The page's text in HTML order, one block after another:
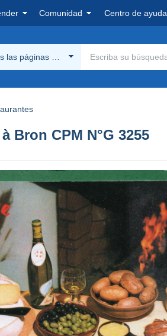
Comunidad Centro de ayuda
las páginas Delcampe
Bron CPM N°G 3255